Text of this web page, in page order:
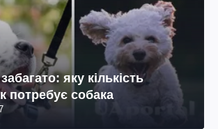
яку кількість
потребує собака